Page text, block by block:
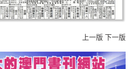
上一版 下一版